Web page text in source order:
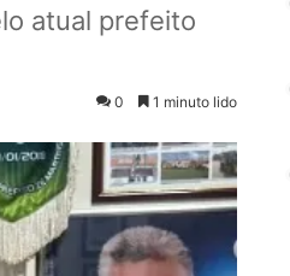
atual prefeito
0 1 minuto lido